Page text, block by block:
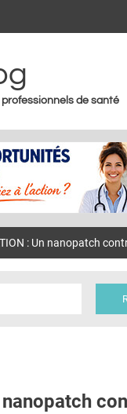
de santé
: Un nanopatch
nanopatch